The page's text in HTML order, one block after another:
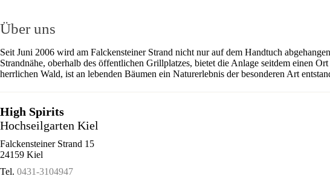
Über uns
Seit Juni 2006 wird am Falckensteiner Strand nicht nur auf dem Handtuch
Strandnähe, oberhalb des öffentlichen Grillplatzes, bietet die Anlage seitdem einen
herrlichen Wald, ist an lebenden Bäumen ein Naturerlebnis der besonderen Art
High Spirits
Hochseilgarten Kiel
Falckensteiner Strand 15
24159 Kiel
Tel. 0431-3104947